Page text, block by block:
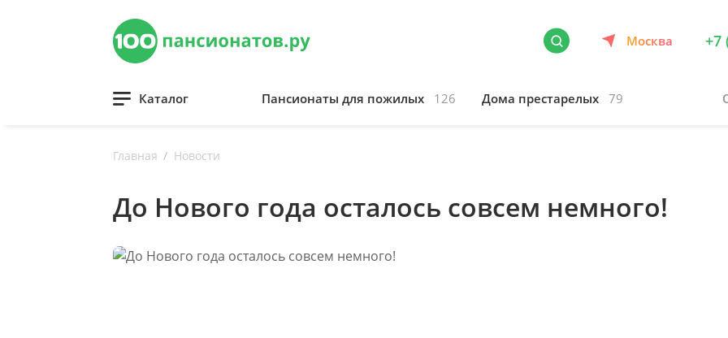
Москва +7
Каталог Пансионаты для пожилых 126 Дома престарелых 79
Главная Новости
До Нового года осталось совсем немного!